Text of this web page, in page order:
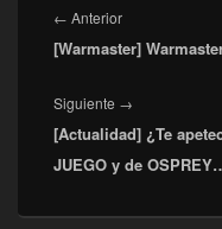
de
entradas
← AnteriorEntrada
anterior:
[Warmaster]
Siguiente →
siguiente:
[Actualidad] ¿Te
JUEGO y de